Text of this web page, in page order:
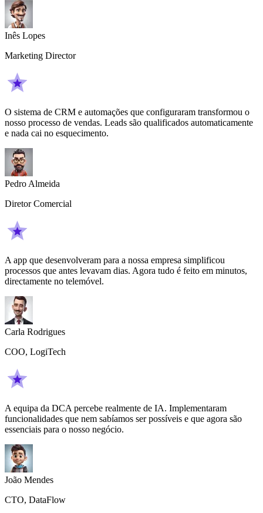
Inês Lopes
Marketing Director
O sistema de CRM e automações que configuraram transformou o
nosso processo de vendas. Leads são qualificados automaticamente
e nada cai no esquecimento.
Pedro Almeida
Diretor Comercial
A app que desenvolveram para a nossa empresa simplificou
processos que antes levavam dias. Agora tudo é feito em minutos,
directamente no telemóvel.
Carla Rodrigues
COO, LogiTech
A equipa da DCA percebe realmente de IA. Implementaram
funcionalidades que nem sabíamos ser possíveis e que agora são
essenciais para o nosso negócio.
João Mendes
CTO, DataFlow